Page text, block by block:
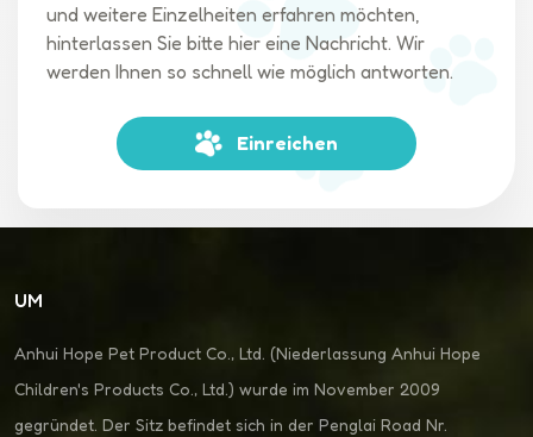
und weitere Einzelheiten erfahren möchten,
hinterlassen Sie bitte hier eine Nachricht. Wir
werden Ihnen so schnell wie möglich antworten.
Einreichen
UM
Anhui Hope Pet Product Co., Ltd. (Niederlassung Anhui Hope
Children's Products Co., Ltd.) wurde im November 2009
gegründet. Der Sitz befindet sich in der Penglai Road Nr.